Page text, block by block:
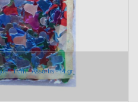
- 1 cm - Assortis - 14 gr